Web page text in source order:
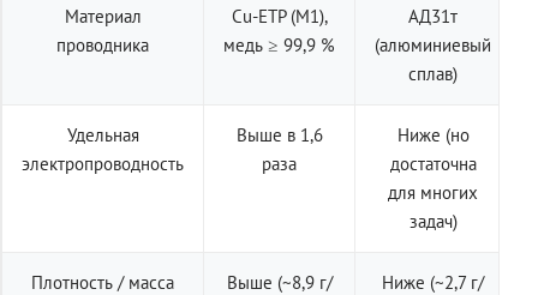
Материал
проводника
Cu-ETP (M1),
медь ≥ 99,9 %
АД31т
(алюминиевый
сплав)
Удельная
электропроводность
Выше в 1,6
раза
Ниже (но
достаточна
для многих
задач)
Плотность / масса
Выше (~8,9 г/
Ниже (~2,7 г/